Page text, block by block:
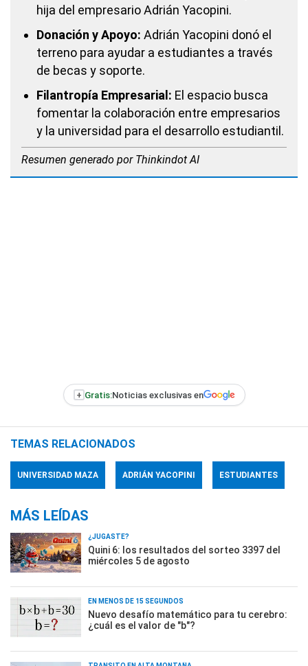
hija del empresario Adrián Yacopini.
Donación y Apoyo: Adrián Yacopini donó el
terreno para ayudar a estudiantes a través
de becas y soporte.
Filantropía Empresarial: El espacio busca
fomentar la colaboración entre empresarios
y la universidad para el desarrollo estudiantil.
Resumen generado por Thinkindot AI
+ Gratis:Noticias exclusivas en
TEMAS RELACIONADOS
UNIVERSIDAD MAZA ADRIÁN YACOPINI ESTUDIANTES
MÁS LEÍDAS
¿JUGASTE?
Quini 6: los resultados del sorteo 3397 del
miércoles 5 de agosto
EN MENOS DE 15 SEGUNDOS
Nuevo desafío matemático para tu cerebro:
¿cuál es el valor de "b"?